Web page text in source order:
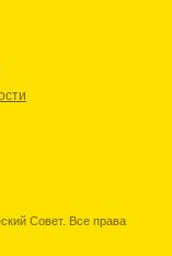
Совет. Все права